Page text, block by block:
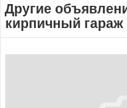
Другие
кирпичный гараж